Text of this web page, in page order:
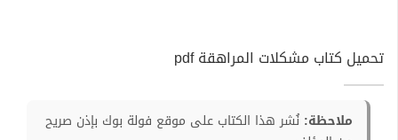
تحميل كتاب مشكلات المراهقة pdf
ملاحظة: نُشر هذا الكتاب على موقع فولة بوك بإذن صريح